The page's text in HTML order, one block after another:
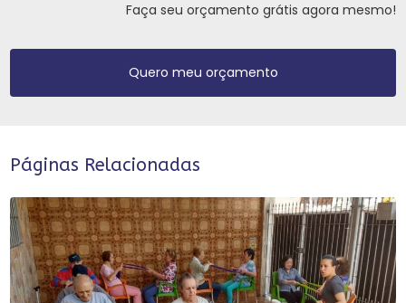
Faça seu orçamento grátis agora mesmo!
Quero meu orçamento
Páginas Relacionadas